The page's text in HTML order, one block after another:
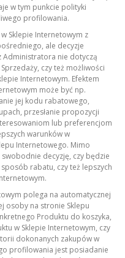
w tym punkcie polityki
profilowania.
Sklepie Internetowym z
ale decyzje
nie dotyczą
czy też możliwości
Internetowym. Efektem
może być np.
jej kodu rabatowego,
przesłanie propozycji
lub preferencjom
warunków w
Internetowego. Mimo
decyzję, czy będzie
rabatu, czy też lepszych
polega na automatycznej
osoby na stronie Sklepu
Produktu do koszyka,
w Sklepie Internetowym, czy
dokonanych zakupów w
profilowania jest posiadanie